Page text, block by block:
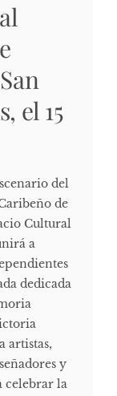
el 15
del
de
Cultural
a
dedicada
artistas,
y
celebrar la